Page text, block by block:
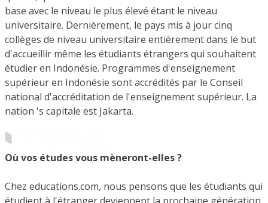
base avec le niveau le plus élevé étant le niveau
universitaire. Dernièrement, le pays mis à jour cinq
collèges de niveau universitaire entièrement dans le but
d'accueillir même les étudiants étrangers qui souhaitent
étudier en Indonésie. Programmes d'enseignement
supérieur en Indonésie sont accrédités par le Conseil
national d'accréditation de l'enseignement supérieur. La
nation 's capitale est Jakarta.
Où vos études vous mèneront-elles ?
Chez educations.com, nous pensons que les étudiants qui